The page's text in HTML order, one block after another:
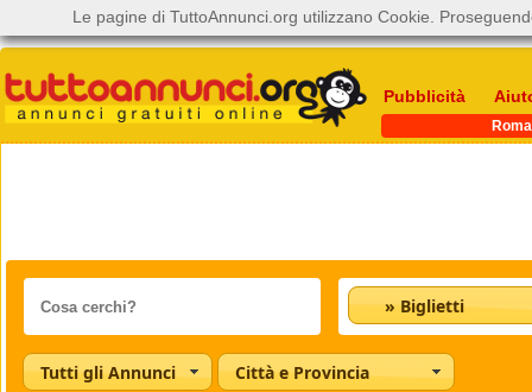
Pubblicità
Roma
» Biglietti
Tutti gli Annunci Città e Provincia
Le pagine di TuttoAnnunci.org utilizzano Cookie.